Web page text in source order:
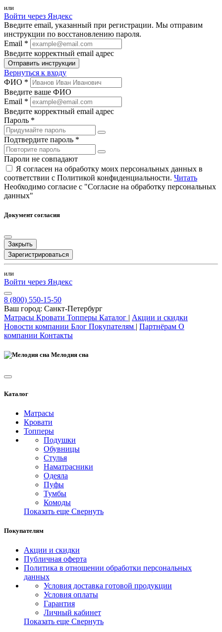
или
Войти через Яндекс
Введите email, указанный при регистрации. Мы отправим
инструкции по восстановлению пароля.
Email *
Введите корректный email адрес
Отправить инструкции
Вернуться к входу
ФИО *
Введите ваше ФИО
Email *
Введите корректный email адрес
Пароль *
Подтвердите пароль *
Пароли не совпадают
Я согласен на обработку моих персональных данных в
соответствии с Политикой конфиденциальности. Читать
Необходимо согласие с "Согласие на обработку персональных
данных"
Документ согласия
Закрыть
Зарегистрироваться
или
Войти через Яндекс
8 (800) 550-15-50
Ваш город: Санкт-Петербург
Матрасы Кровати Топперы Каталог | Акции и скидки
Новости компании Блог Покупателям | Партнёрам О
компании Контакты
Мелодия сна
Каталог
Матрасы
Кровати
Топперы
Подушки
Обувницы
Стулья
Наматрасники
Одеяла
Пуфы
Тумбы
Комоды
Показать еще Свернуть
Покупателям
Акции и скидки
Публичная оферта
Политика в отношении обработки персональных
данных
Условия доставка готовой продукции
Условия оплаты
Гарантия
Личный кабинет
Показать еще Свернуть